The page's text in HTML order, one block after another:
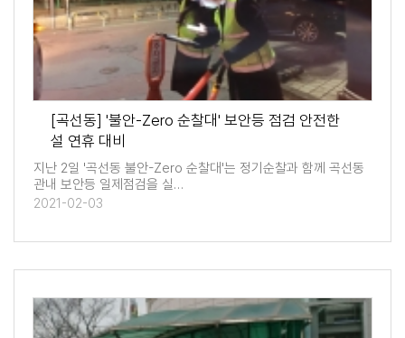
[곡선동] '불안-Zero 순찰대' 보안등 점검 안전한
설 연휴 대비
지난 2일 '곡선동 불안-Zero 순찰대'는 정기순찰과 함께 곡선동
관내 보안등 일제점검을 실…
2021-02-03